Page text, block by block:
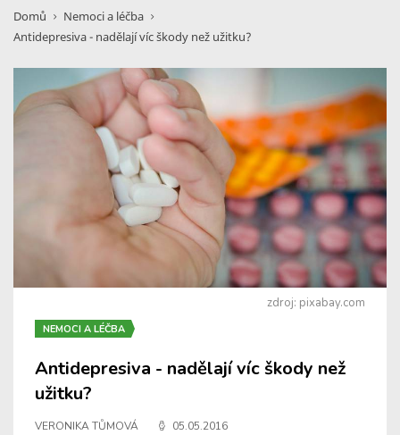
Domů
Nemoci a léčba
Antidepresiva - nadělají víc škody než užitku?
zdroj: pixabay.com
NEMOCI A LÉČBA
Antidepresiva - nadělají víc škody než
užitku?
VERONIKA TŮMOVÁ 05.05.2016